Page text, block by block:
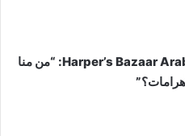
قالت ليلى زاهر خلال لقائها مع Harper’s Bazaar Arabia: “من منا